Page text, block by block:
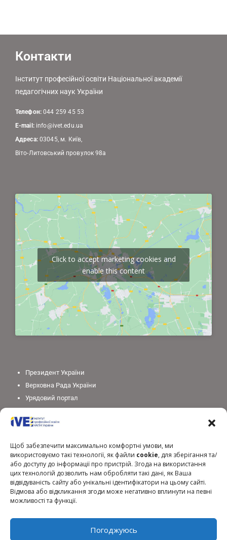
Щоб забезпечити максимально комфортні умови, ми
використовуємо такі технології, як файли cookie, для зберігання та/
або доступу до інформації про пристрій. Згода на використання
цих технологій дозволить нам обробляти такі дані, як Ваша
відвідуваність сайту або унікальні ідентифікатори на цьому сайті.
Відмова або відкликання згоди може негативно вплинути на певні
можливості та функції.
Погоджуюсь
Контакти
Інститут професійної освіти Національної академії
педагогічних наук України
Телефон:044 259 45 53
E-mail: info@ivet.edu.ua
Адреса:03045, м. Київ,
Віто-Литовський провулок 98а
Click to accept marketing cookies and
enable this content
Президент України
Верховна Рада України
Урядовий портал
Міністерство освіти і науки України